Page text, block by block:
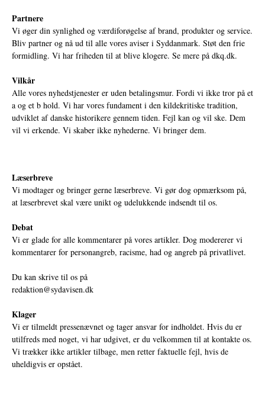
Partnere
Vi øger din synlighed og værdiforøgelse af brand, produkter og service.
Bliv partner og nå ud til alle vores aviser i Syddanmark. Støt den frie
formidling. Vi har friheden til at blive klogere. Se mere på dkq.dk.
Vilkår
Alle vores nyhedstjenester er uden betalingsmur. Fordi vi ikke tror på et
a og et b hold. Vi har vores fundament i den kildekritiske tradition,
udviklet af danske historikere gennem tiden. Fejl kan og vil ske. Dem
vil vi erkende. Vi skaber ikke nyhederne. Vi bringer dem.
Læserbreve
Vi modtager og bringer gerne læserbreve. Vi gør dog opmærksom på,
at læserbrevet skal være unikt og udelukkende indsendt til os.
Debat
Vi er glade for alle kommentarer på vores artikler. Dog modererer vi
kommentarer for personangreb, racisme, had og angreb på privatlivet.
Du kan skrive til os på
redaktion@sydavisen.dk
Klager
Vi er tilmeldt pressenævnet og tager ansvar for indholdet. Hvis du er
utilfreds med noget, vi har udgivet, er du velkommen til at kontakte os.
Vi trækker ikke artikler tilbage, men retter faktuelle fejl, hvis de
uheldigvis er opstået.